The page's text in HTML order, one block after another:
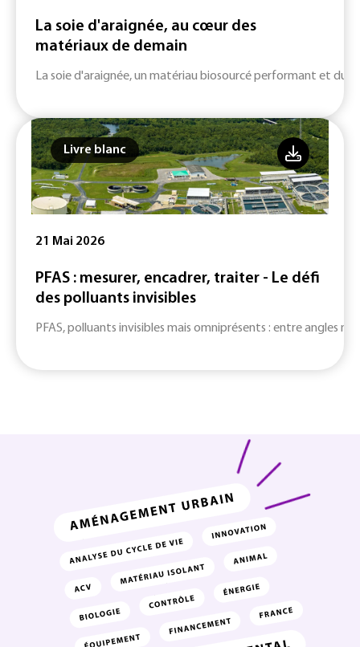
La soie d'araignée, au cœur des
matériaux de demain
La soie d'araignée, un matériau biosourcé performant et
Livre blanc
21 Mai 2026
PFAS : mesurer, encadrer, traiter - Le défi
des polluants invisibles
PFAS, polluants invisibles mais omniprésents : entre angles